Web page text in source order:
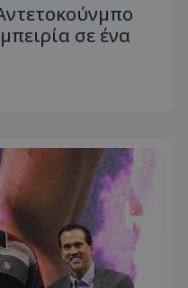
σε ένα